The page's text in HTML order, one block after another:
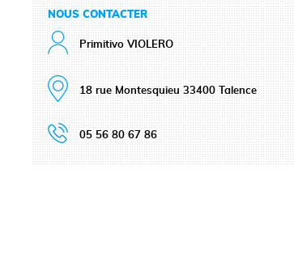
NOUS CONTACTER
Primitivo VIOLERO
18 rue Montesquieu 33400 Talence
05 56 80 67 86